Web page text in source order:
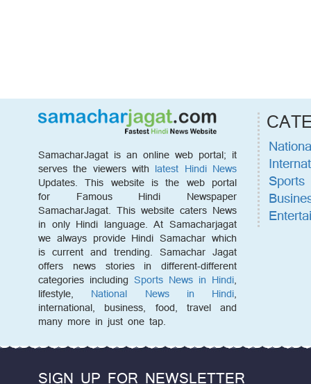
SamacharJagat is an online web portal; it
serves the viewers with latest Hindi News
Updates. This website is the web portal
for Famous Hindi Newspaper
SamacharJagat. This website caters News
in only Hindi language. At Samacharjagat
we always provide Hindi Samachar which
is current and trending. Samachar Jagat
offers news stories in different-different
categories including Sports News in Hindi,
lifestyle, National News in Hindi,
international, business, food, travel and
many more in just one tap.
Sports
SIGN UP FOR NEWSLETTER